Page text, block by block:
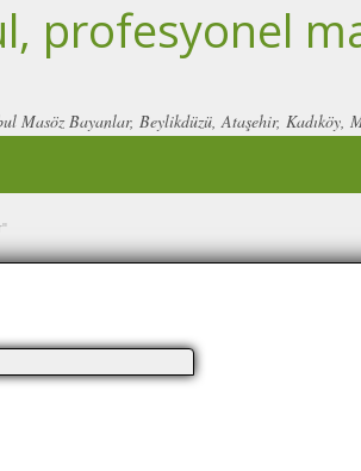
profesyonel
Masöz Bayanlar, Beylikdüzü, Ataşehir, Kadıköy,